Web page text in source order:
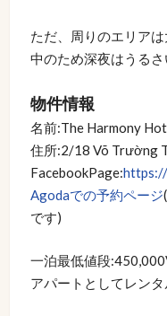
ただ、周りのエリア
中のため深夜はうるさ
物件情報
名前:The Harmony
住所:2/18 Võ Trường
FacebookPage:
Agodaでの予約ページ
です)
一泊最低値段
アパートとしてレン